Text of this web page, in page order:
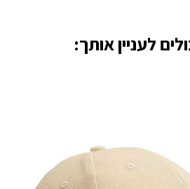
לעניין אותך: